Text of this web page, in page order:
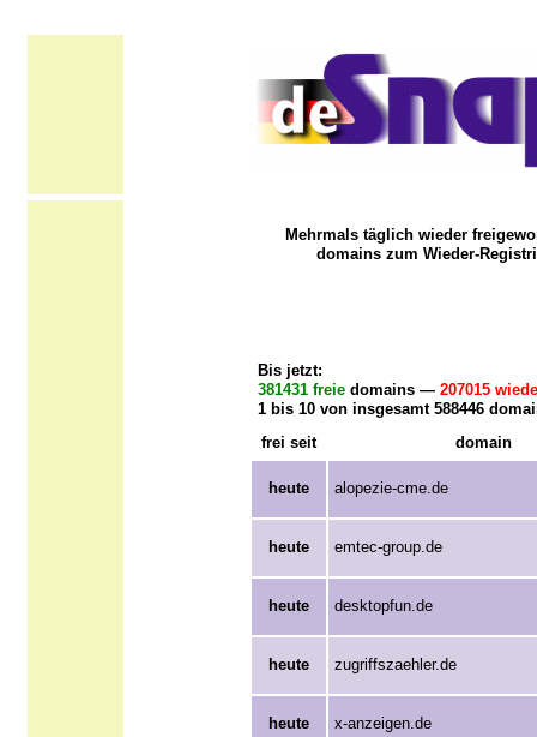
Mehrmals täglich wieder
domains zum Wieder-
Bis jetzt:
381431 freiedomains — 207015
1 bis 10 von insgesamt 588446
frei seit
domain
heute alopezie-cme.de
heute emtec-group.de
heute desktopfun.de
heute zugriffszaehler.de
heute x-anzeigen.de